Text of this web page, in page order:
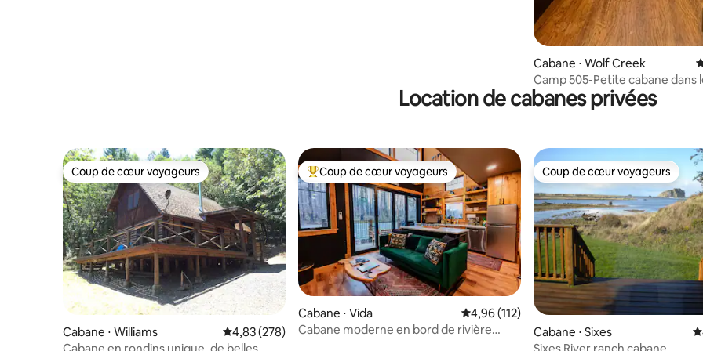
Cabane ⋅ Wolf Creek
Camp 505-Petite cabane dans
Sunny Valley OR
Location de cabanes privées
Coup de cœur voyageurs
Coup de cœur voyageurs
Cabane ⋅ Williams Évaluation moyenne sur la base de 278 commentaires : 4,83 sur 5
4,83 (278)
Coups de cœur voyageurs les plus appréciés
Coup de cœur voyageurs
Cabane ⋅ Vida Évaluation moyenne sur la base de 112
4,96 (112)
Cabane moderne en bord de rivière
Coup de cœur voyageurs
Coup de cœur voyageurs
Cabane ⋅ Sixes